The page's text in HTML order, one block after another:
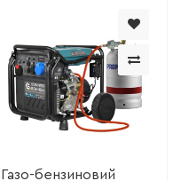
Газо-бензиновий